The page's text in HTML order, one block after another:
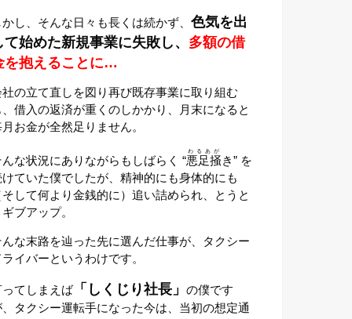
し、そんな日々も長くは続かず、 色気を出
て始めた新規事業に失敗し、 多額の借
を抱えることに…
社の立て直しを図り再び既存事業に取り組む
、借入の返済が重くのしかかり、月末になると
お金が全然足りません。
んな状況にありながらもしばらく “悪足掻
わるあが
き” を
けていた僕でしたが、精神的にも身体的にも
そして何より金銭的に）追い詰められ、とうと
ブアップ。
んな末路を辿った先に選んだ仕事が、タクシー
イバーというわけです。
ってしまえば「しくじり社長」
の僕です
、タクシー運転手になった今は、当初の想定通